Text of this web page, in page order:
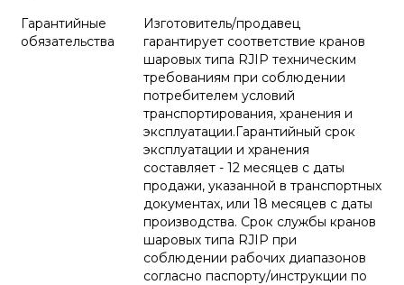
Гарантийные
обязательства
Изготовитель/продавец
гарантирует соответствие кранов
шаровых типа RJIP техническим
требованиям при соблюдении
потребителем условий
транспортирования, хранения и
эксплуатации.Гарантийный срок
эксплуатации и хранения
составляет - 12 месяцев с даты
продажи, указанной в транспортных
документах, или 18 месяцев с даты
производства. Срок службы кранов
шаровых типа RJIP при
соблюдении рабочих диапазонов
согласно паспорту/инструкции по